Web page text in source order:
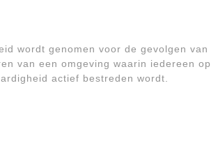
wordt genomen voor de gevolgen van
van een omgeving waarin iedereen op
actief bestreden wordt.